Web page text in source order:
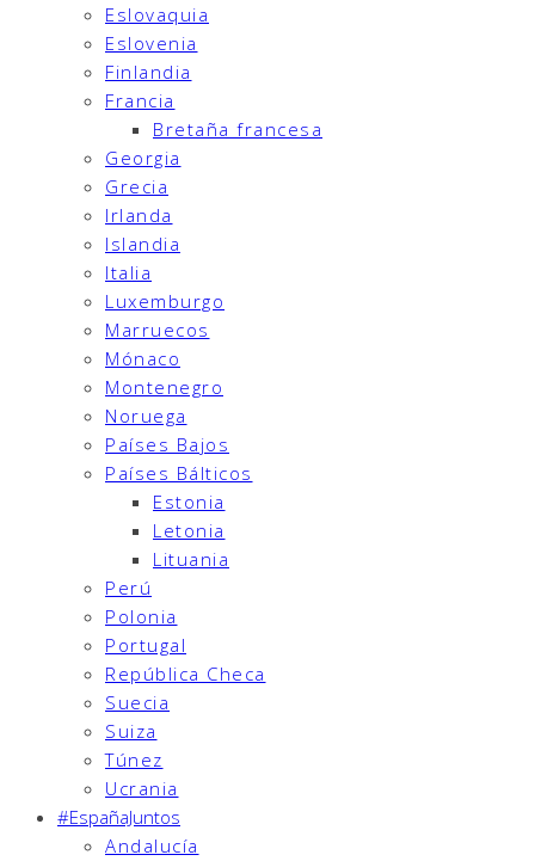
Eslovaquia
Eslovenia
Finlandia
Francia
Bretaña francesa
Georgia
Grecia
Irlanda
Islandia
Italia
Luxemburgo
Marruecos
Mónaco
Montenegro
Noruega
Países Bajos
Países Bálticos
Estonia
Letonia
Lituania
Perú
Polonia
Portugal
República Checa
Suecia
Suiza
Túnez
Ucrania
#EspañaJuntos
Andalucía